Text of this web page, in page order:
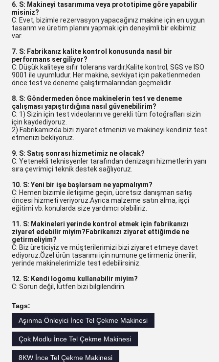
6. S: Makineyi tasarımıma veya prototipime göre yapabilir
misiniz?
C: Evet, bizimle rezervasyon yapacağınız makine için en uygun
tasarım ve üretim planını yapmak için deneyimli bir ekibimiz
var.
7. S: Fabrikanız kalite kontrol konusunda nasıl bir
performans sergiliyor?
C: Düşük kaliteye sıfır tolerans vardır.Kalite kontrol, SGS ve ISO
9001 ile uyumludur. Her makine, sevkiyat için paketlenmeden
önce test ve deneme çalıştırmalarından geçmelidir.
8. S: Göndermeden önce makinelerin test ve deneme
çalışması yapıştırdığına nasıl güvenebilirim?
C: 1) Sizin için test videolarını ve gerekli tüm fotoğrafları sizin
için kaydediyoruz.
2) Fabrikamızda bizi ziyaret etmenizi ve makineyi kendiniz test
etmenizi bekliyoruz.
9. S: Satış sonrası hizmetimiz ne olacak?
C: Yetenekli teknisyenler tarafından denizaşırı hizmetlerin yanı
sıra çevrimiçi teknik destek sağlıyoruz.
10. S: Yeni bir işe başlarsam ne yapmalıyım?
C: Hemen bizimle iletişime geçin, ücretsiz danışman satış
öncesi hizmeti veriyoruz.Ayrıca malzeme satın alma, işçi
eğitimi vb. konularda size yardımcı olabiliriz.
11. S: Makineleri yerinde kontrol etmek için fabrikanızı
ziyaret edebilir miyim?Fabrikanızı ziyaret ettiğimde ne
getirmeliyim?
C: Biz üreticiyiz ve müşterilerimizi bizi ziyaret etmeye davet
ediyoruz.Özel ürün tasarımı için numune getirmeniz önerilir,
yerinde makinelerimizle test edebilirsiniz.
12. S: Kendi logomu kullanabilir miyim?
C: Sorun değil, lütfen bizi bilgilendirin.
Tags:
Aşınma Önleyici İnce Tel Çekme Makinesi
Çok Modlu İnce Tel Çekme Makinesi
8KW İnce Tel Çekme Makinesi